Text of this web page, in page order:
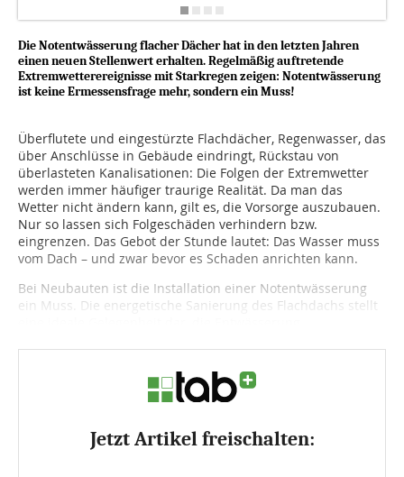
Die Notentwässerung flacher Dächer hat in den letzten Jahren
einen neuen Stellenwert erhalten. Regelmäßig auftretende
Extremwetterereignisse mit Starkregen zeigen: Notentwässerung
ist keine Ermessensfrage mehr, sondern ein Muss!
Überflutete und eingestürzte Flachdächer, Regenwasser, das
über Anschlüsse in Gebäude eindringt, Rückstau von
überlasteten Kanalisationen: Die Folgen der Extremwetter
werden immer häufiger traurige Realität. Da man das
Wetter nicht ändern kann, gilt es, die Vorsorge auszubauen.
Nur so lassen sich Folgeschäden verhindern bzw.
eingrenzen. Das Gebot der Stunde lautet: Das Wasser muss
vom Dach – und zwar bevor es Schaden anrichten kann.
Bei Neubauten ist die Installation einer Notentwässerung
ein Muss. Die energetische Sanierung des Flachdachs stellt
Jetzt Artikel freischalten: